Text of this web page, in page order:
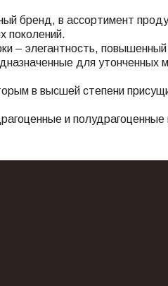
бренд, в ассортимент
поколений.
– элегантность,
для утонченных
в высшей степени
и полудрагоценные